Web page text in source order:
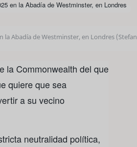
la Abadía de Westminster, en Londres (Stefan
la Commonwealth del que
quiere que sea
a su vecino
neutralidad política,